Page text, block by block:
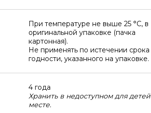
При температуре не выше 25 °C, в
оригинальной упаковке (пачка
картонная).
Не применять по истечении срока
годности, указанного на упаковке.
4 года
Хранить в недоступном для детей
месте.